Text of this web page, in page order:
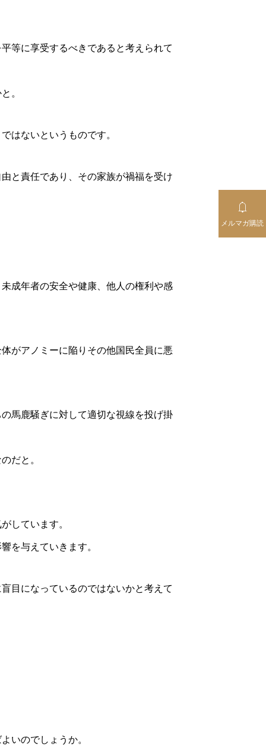
等に享受するべきであると考えられて
。
はないというものです。
と責任であり、その家族が禍福を受け
成年者の安全や健康、他人の権利や感
がアノミーに陥りその他国民全員に悪
馬鹿騒ぎに対して適切な視線を投げ掛
だと。
しています。
を与えていきます。
目になっているのではないかと考えて
いのでしょうか。

メルマガ購読